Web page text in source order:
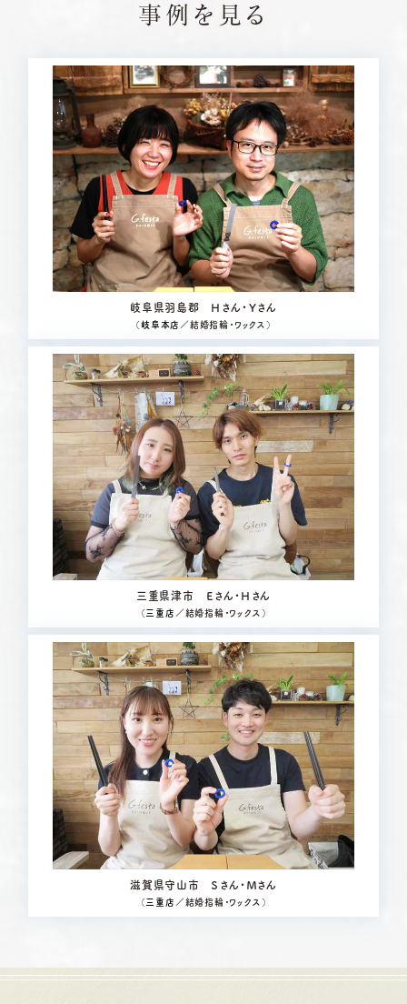
事例を見る
岐阜県羽島郡 Ｈさん・Ｙさん
（岐阜本店 ／結婚指輪・ワックス）
三重県津市 Ｅさん・Ｈさん
（三重店 ／結婚指輪・ワックス）
滋賀県守山市 Ｓさん・Ｍさん
（三重店 ／結婚指輪・ワックス）